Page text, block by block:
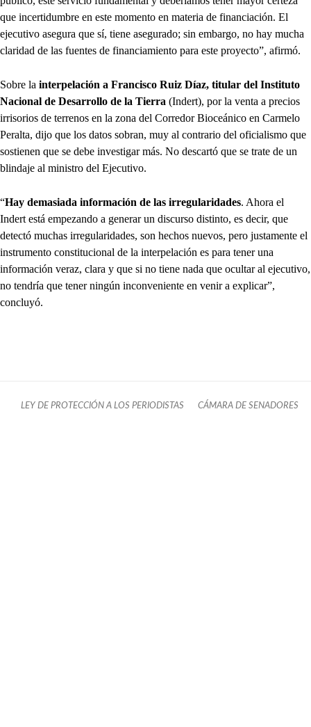
que incertidumbre en este momento en materia de financiación. El
ejecutivo asegura que sí, tiene asegurado; sin embargo, no hay mucha
claridad de las fuentes de financiamiento para este proyecto”, afirmó.
Sobre la interpelación a Francisco Ruiz Díaz, titular del Instituto
Nacional de Desarrollo de la Tierra (Indert), por la venta a precios
irrisorios de terrenos en la zona del Corredor Bioceánico en Carmelo
Peralta, dijo que los datos sobran, muy al contrario del oficialismo que
sostienen que se debe investigar más. No descartó que se trate de un
blindaje al ministro del Ejecutivo.
“Hay demasiada información de las irregularidades. Ahora el
Indert está empezando a generar un discurso distinto, es decir, que
detectó muchas irregularidades, son hechos nuevos, pero justamente el
instrumento constitucional de la interpelación es para tener una
información veraz, clara y que si no tiene nada que ocultar al ejecutivo,
no tendría que tener ningún inconveniente en venir a explicar”,
concluyó.
LEY DE PROTECCIÓN A LOS PERIODISTAS CÁMARA DE SENADORES